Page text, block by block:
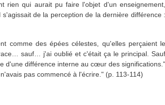
rien qui aurait pu faire l'objet d'un enseignement,
de la perception de la dernière différence :
comme des épées célestes, qu'elles perçaient le
sauf… j'ai oublié et c'était ça le principal. Sauf
d'une différence interne au cœur des significations."
pas commencé à l'écrire." (p. 113-114)